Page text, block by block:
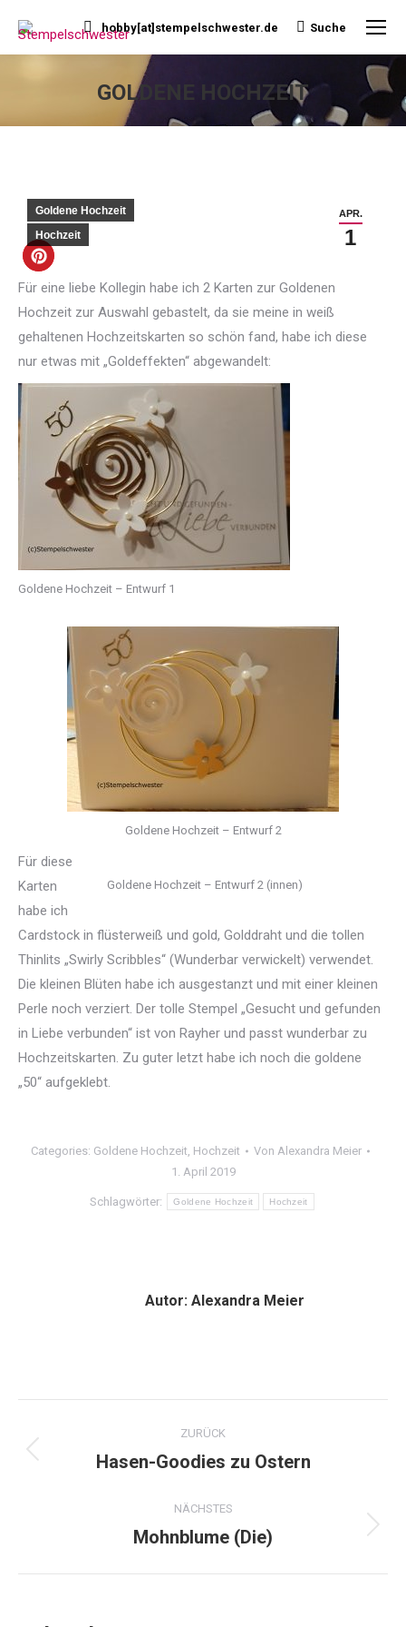
hobby[at]stempelschwester.de Search:
Suche
GOLDENE HOCHZEIT
Sie befinden sich hier:
APR.
1
Goldene Hochzeit
Hochzeit
Für eine liebe Kollegin habe ich 2 Karten zur Goldenen
Hochzeit zur Auswahl gebastelt, da sie meine in weiß
gehaltenen Hochzeitskarten so schön fand, habe ich diese
nur etwas mit „Goldeffekten“ abgewandelt:
Goldene Hochzeit – Entwurf 1
Goldene Hochzeit – Entwurf 2
Goldene Hochzeit – Entwurf 2 (innen)
Für diese
Karten
habe ich
Cardstock in flüsterweiß und gold, Golddraht und die tollen
Thinlits „Swirly Scribbles“ (Wunderbar verwickelt) verwendet.
Die kleinen Blüten habe ich ausgestanzt und mit einer kleinen
Perle noch verziert. Der tolle Stempel „Gesucht und gefunden
in Liebe verbunden“ ist von Rayher und passt wunderbar zu
Hochzeitskarten. Zu guter letzt habe ich noch die goldene
„50“ aufgeklebt.
Categories: Goldene Hochzeit, Hochzeit Von Alexandra Meier
1. April 2019
Schlagwörter: Goldene Hochzeit Hochzeit
Autor: Alexandra Meier
Kommentarnavigation
ZURÜCK
Vorheriger
Hasen-Goodies zu Ostern
NÄCHSTES
Nächster
Mohnblume (Die)